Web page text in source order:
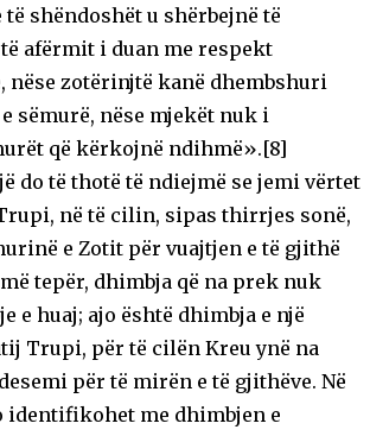
shëndoshët u shërbejnë të
të afërmit i duan me respekt
nëse zotërinjtë kanë dhembshuri
sëmurë, nëse mjekët nuk i
që kërkojnë ndihmë».[8]
do të thotë të ndiejmë se jemi vërtet
në të cilin, sipas thirrjes sonë,
e Zotit për vuajtjen e të gjithë
tepër, dhimbja që na prek nuk
e huaj; ajo është dhimbja e një
Trupi, për të cilën Kreu ynë na
për të mirën e të gjithëve. Në
identifikohet me dhimbjen e